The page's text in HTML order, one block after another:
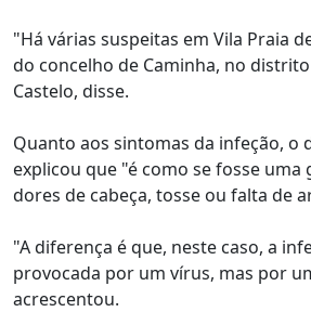
"Há várias suspeitas em Vila Praia
do concelho de Caminha, no
Castelo, disse.
Quanto aos sintomas da infeção, o
explicou que "é como se fosse uma
dores de cabeça, tosse ou falta de
"A diferença é que, neste caso, a
provocada por um vírus, mas por
acrescentou.